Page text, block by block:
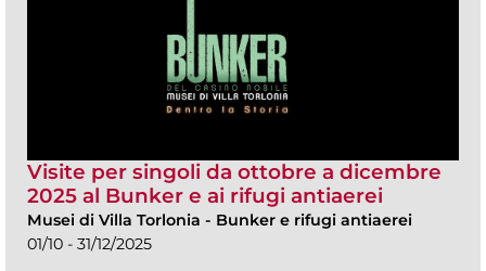
Visite per singoli da ottobre a dicembre
2025 al Bunker e ai rifugi antiaerei
Musei di Villa Torlonia - Bunker e rifugi antiaerei
01/10 - 31/12/2025